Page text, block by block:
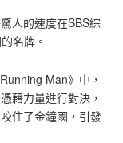
人的速度在SBS綜
名牌。
Man》中，
藉力量進行對決，
住了金鐘國，引發